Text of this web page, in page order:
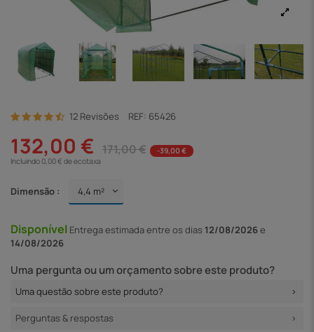
12 Revisões REF: 65426
132,00 € 171,00 €
-39,00 €
Incluindo 0,00 € de ecotaxa
Dimensão :
Disponível Entregaestimada entre os dias 12/08/2026e
14/08/2026
Uma pergunta ou um orçamento sobre este produto?
Uma questão sobre este produto?
Perguntas & respostas